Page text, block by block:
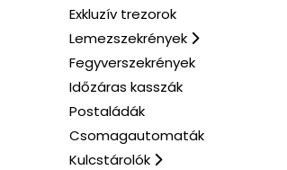
Exkluzív trezorok
Lemezszekrények
Fegyverszekrények
Időzáras kasszák
Postaládák
Csomagautomaták
Kulcstárolók